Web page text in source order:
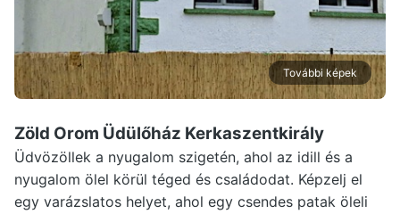
További képek
Zöld Orom Üdülőház Kerkaszentkirály
Üdvözöllek a nyugalom szigetén, ahol az idill és a
nyugalom ölel körül téged és családodat. Képzelj el
egy varázslatos helyet, ahol egy csendes patak öleli